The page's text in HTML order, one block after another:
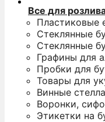
Все для
Пластиковые
Стеклянные
Стеклянные
Графины для
Пробки для
Товары для
Винные
Воронки,
Этикетки на